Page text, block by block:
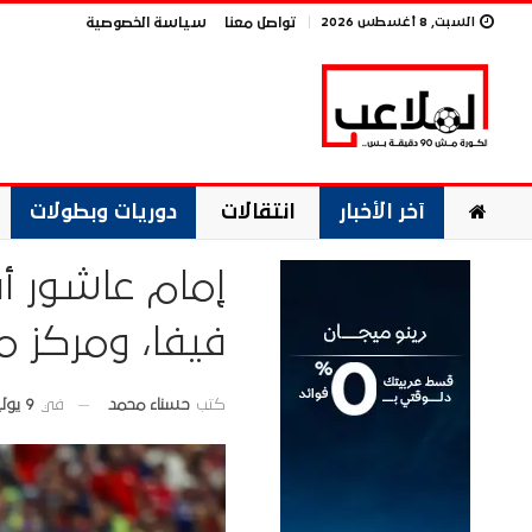
السبت, 8 أغسطس 2026 تواصل معنا سياسة الخصوصية
آخر الأخبار انتقالات دوريات وبطولات
إمام
فيفا،
كتب حسناء محمد في 9 يوليو 2026